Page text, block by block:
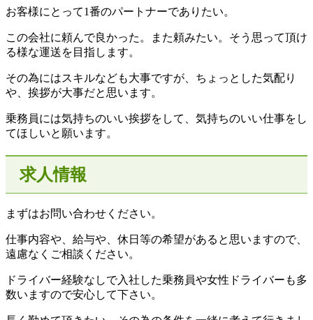
お客様にとって1番のパートナーでありたい。
この会社に頼んで良かった。また頼みたい。そう思って頂け
る様な運送を目指します。
その為にはスキルなども大事ですが、ちょっとした気配り
や、挨拶が大事だと思います。
乗務員には気持ちのいい挨拶をして、気持ちのいい仕事をし
てほしいと願います。
求人情報
まずはお問い合わせください。
仕事内容や、給与や、休日等の希望があると思いますので、
遠慮なくご相談ください。
ドライバー経験なしで入社した乗務員や女性ドライバーも多
数いますので安心して下さい。